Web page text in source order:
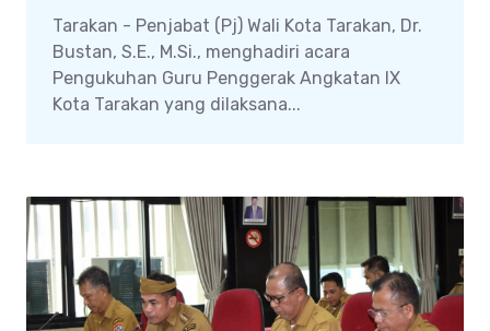
Tarakan - Penjabat (Pj) Wali Kota Tarakan, Dr.
Bustan, S.E., M.Si., menghadiri acara
Pengukuhan Guru Penggerak Angkatan IX
Kota Tarakan yang dilaksana...